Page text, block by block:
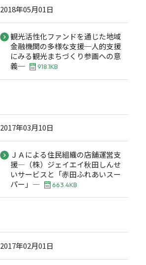
2018年05月01日
観光活性化ファンドを通じた地域
金融機関の多様な支援─人的支援
にみる観光まちづくり参画への意
義─
918.1KB
2017年03月10日
ＪＡによる住民組織の店舗運営支
援―（株）ジェイエイ秋田しんせ
いサービスと「赤田ふれあいスー
パー」―
663.4KB
2017年02月01日